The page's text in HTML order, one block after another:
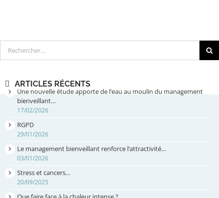
Rechercher
ARTICLES RÉCENTS
Une nouvelle étude apporte de l’eau au moulin du management
bienveillant…
17/02/2026
RGPD
29/01/2026
Le management bienveillant renforce l’attractivité…
03/01/2026
Stress et cancers…
20/09/2025